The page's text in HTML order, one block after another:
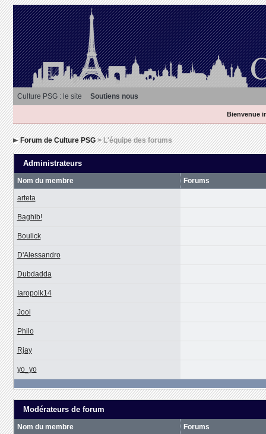
Culture PSG : le site Soutiens nous
Bienvenue
Forum de Culture PSG> L'équipe des forums
Administrateurs
Nom du membre Forums
arteta
Baghib!
Boulick
D'Alessandro
Dubdadda
Iaropolk14
Jool
Philo
Rjay
yo_yo
Modérateurs de forum
Nom du membre Forums